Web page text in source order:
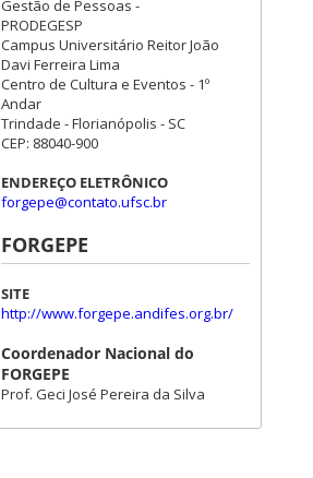
Gestão de Pessoas -
PRODEGESP
Campus Universitário Reitor João
Davi Ferreira Lima
Centro de Cultura e Eventos - 1º
Andar
Trindade - Florianópolis - SC
CEP: 88040-900
ENDEREÇO ELETRÔNICO
forgepe@contato.ufsc.br
FORGEPE
SITE
http://www.forgepe.andifes.org.br/
Coordenador Nacional do
FORGEPE
Prof. Geci José Pereira da Silva